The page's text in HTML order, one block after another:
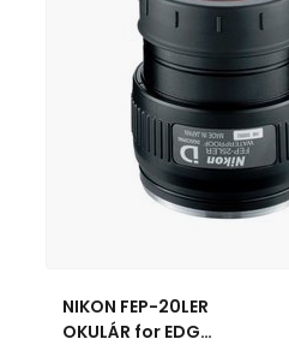
NIKON FEP-20LER
OKULÁR for EDG